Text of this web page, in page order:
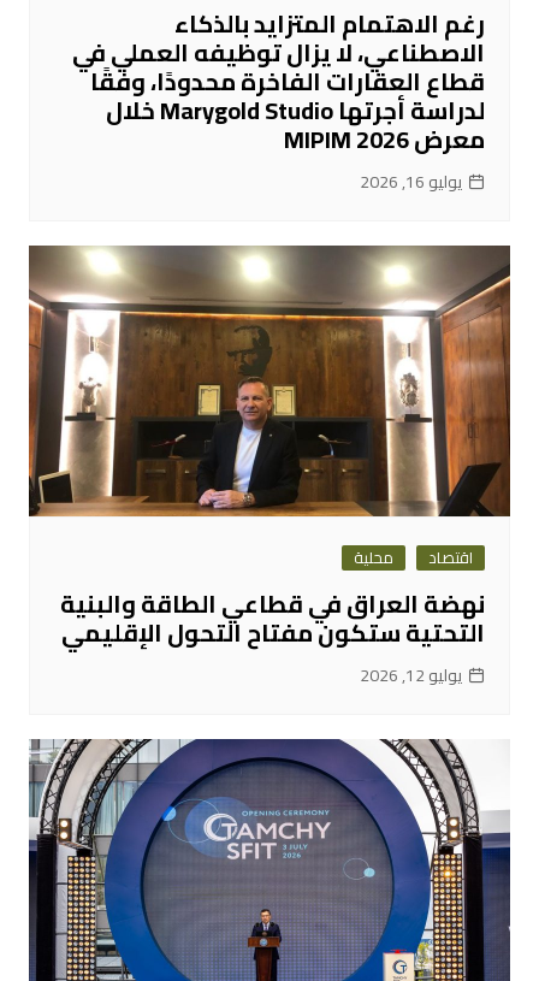
رغم الاهتمام المتزايد بالذكاء
الاصطناعي، لا يزال توظيفه العملي في
قطاع العقارات الفاخرة محدودًا، وفقًا
لدراسة أجرتها Marygold Studio خلال
معرض MIPIM 2026
يوليو 16, 2026
اقتصاد محلية
نهضة العراق في قطاعي الطاقة والبنية
التحتية ستكون مفتاح التحول الإقليمي
يوليو 12, 2026